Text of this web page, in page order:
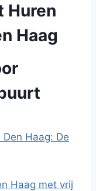
Huren
Haag
Haag: De
Haag met vrij